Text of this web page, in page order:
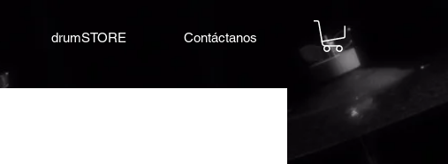
drumSTORE Contáctanos